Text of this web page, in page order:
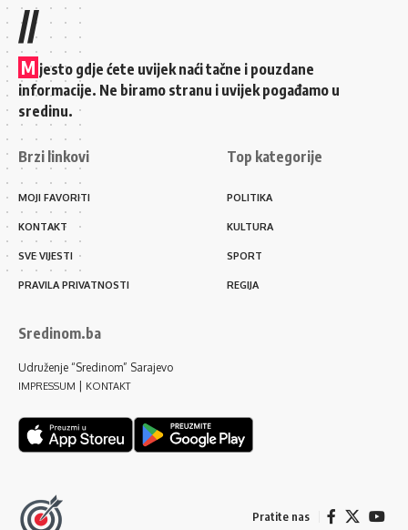
//
M jesto gdje ćete uvijek naći tačne i pouzdane
informacije. Ne biramo stranu i uvijek pogađamo u
sredinu.
Brzi linkovi
MOJI FAVORITI
KONTAKT
SVE VIJESTI
PRAVILA PRIVATNOSTI
Top kategorije
POLITIKA
KULTURA
SPORT
REGIJA
Sredinom.ba
Udruženje “Sredinom” Sarajevo
IMPRESSUM KONTAKT
Pratite nas